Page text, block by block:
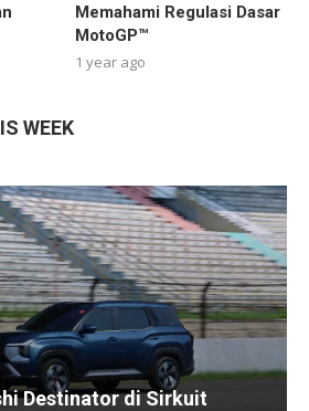
Memahami Regulasi Dasar
MotoGP™
1 year ago
WEEK
Destinator di Sirkuit